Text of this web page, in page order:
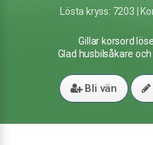
Lösta kryss: 7203 |
Gillar korsord
Glad husbilsåkare
Bli vän